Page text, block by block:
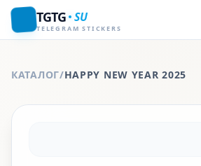
TGTG SU
TELEGRAM STICKERS
КАТАЛОГ/HAPPY NEW YEAR 2025